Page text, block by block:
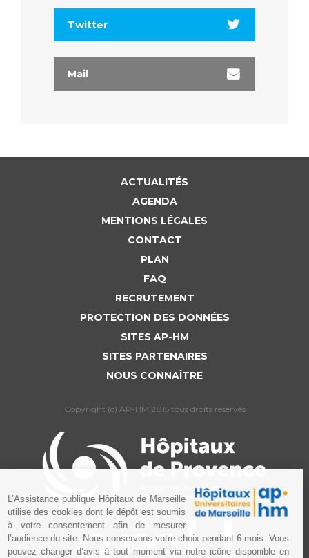
Twitter
Mail
ACTUALITÉS
AGENDA
MENTIONS LÉGALES
CONTACT
PLAN
FAQ
RECRUTEMENT
PROTECTION DES DONNÉES
SITES AP-HM
SITES PARTENAIRES
NOUS CONNAÎTRE
Copyright (c) AP-HM 2015 tous droits reservés
L’Assistance publique Hôpitaux de Marseille
utilise des cookies dont le dépôt est soumis
à votre consentement afin de mesurer
l’audience du site. Nous conservons votre choix pendant 6 mois. Vous
pouvez changer d’avis à tout moment via notre icône disponible en